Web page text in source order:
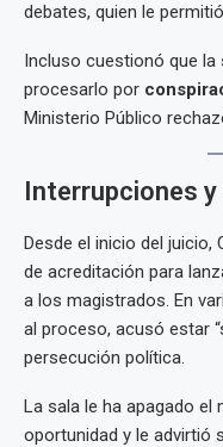
debates, quien le
Incluso cuestionó que la
procesarlo por
Ministerio Público
Interrupciones
Desde el inicio del
de acreditación para
a los magistrados. En
al proceso, acusó estar
persecución política.
La sala le ha apagado
oportunidad y le advirtió